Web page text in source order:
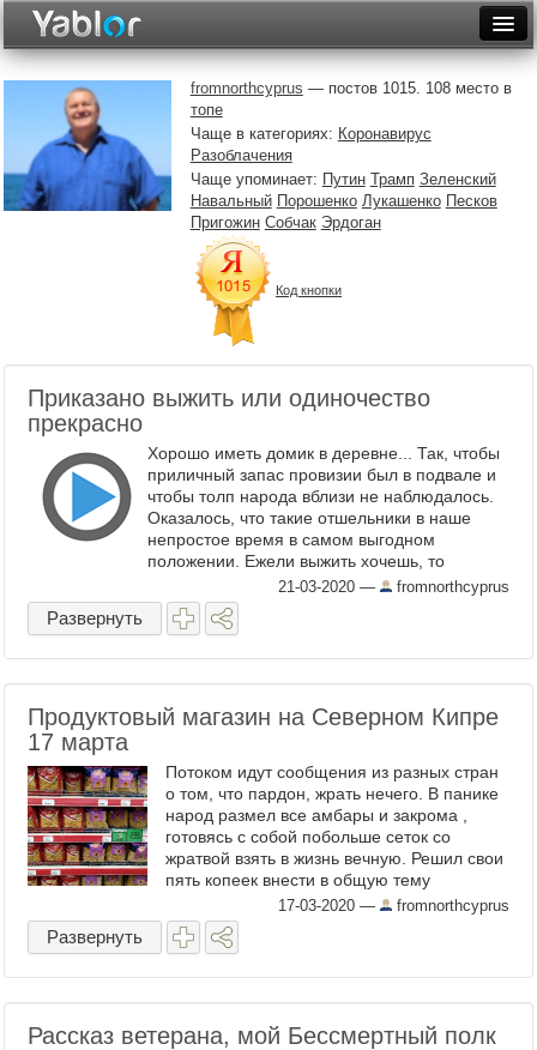
Месяц
Рейтинги
Архив
Фототоп
fromnorthcyprus — постов 1015. 108 место в
топе
Чаще в категориях: Коронавирус
Разоблачения
Чаще упоминает: Путин Трамп Зеленский
Навальный Порошенко Лукашенко Песков
Пригожин Собчак Эрдоган
Код кнопки
Приказано выжить или одиночество
прекрасно
Хорошо иметь домик в деревне... Так, чтобы
приличный запас провизии был в подвале и
чтобы толп народа вблизи не наблюдалось.
Оказалось, что такие отшельники в наше
непростое время в самом выгодном
положении. Ежели выжить хочешь, то
временно не надо никуда ходить. Ни в театр,
ни в музей, ...
21-03-2020 — fromnorthcyprus
Развернуть
Продуктовый магазин на Северном Кипре
17 марта
Потоком идут сообщения из разных стран
о том, что пардон, жрать нечего. В панике
народ размел все амбары и закрома ,
готовясь с собой побольше сеток со
жратвой взять в жизнь вечную. Решил свои
пять копеек внести в общую тему
всеобщей паники . Не переживайте,
только часть обычного ...
17-03-2020 — fromnorthcyprus
Развернуть
Рассказ ветерана, мой Бессмертный полк